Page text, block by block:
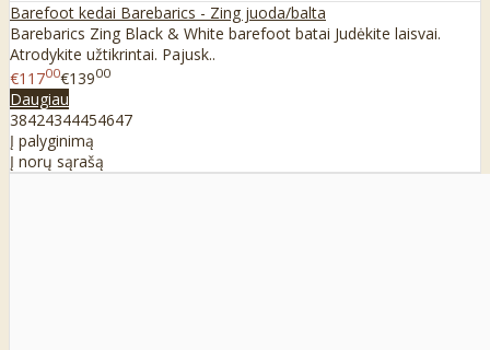
Barefoot kedai Barebarics - Zing juoda/balta
Barebarics Zing Black & White barefoot batai Judėkite laisvai.
Atrodykite užtikrintai. Pajusk..
€11700€13900
Daugiau
38424344454647
Į palyginimą
Į norų sąrašą